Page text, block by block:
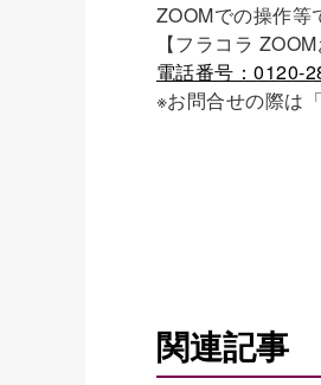
ZOOMでの操作等
【フラコラ
電話番号：0120-
※お問合せの際は
関連記事